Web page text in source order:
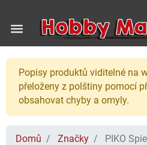
menu
Popisy produktů viditelné na
přeloženy z polštiny pomocí
obsahovat chyby a omyly.
Domů Značky PIKO